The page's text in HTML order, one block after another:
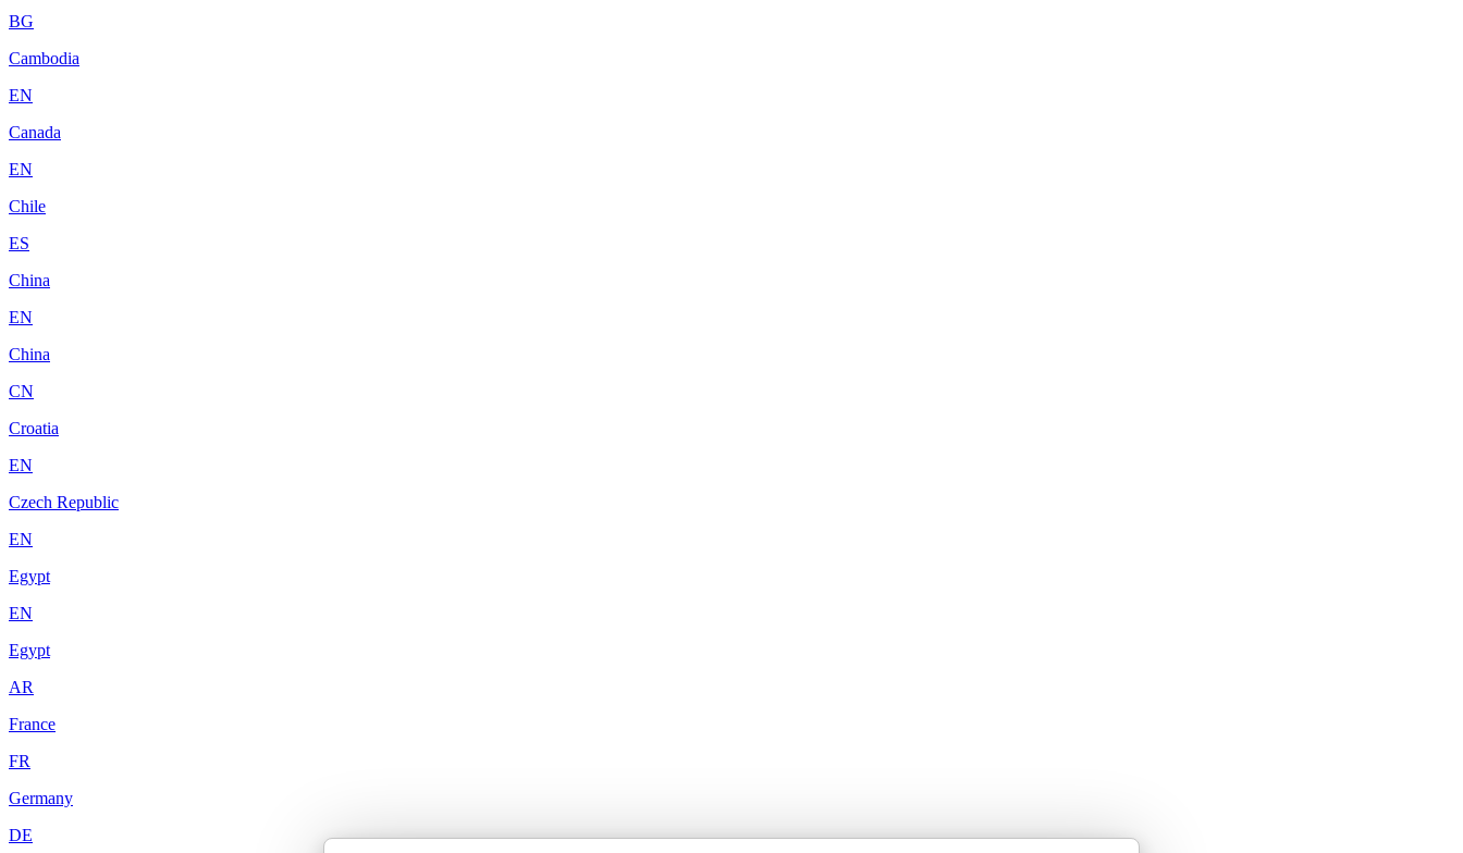
BG
Cambodia
EN
Canada
EN
Chile
ES
China
EN
China
CN
Croatia
EN
Czech Republic
EN
Egypt
EN
Egypt
AR
France
FR
Germany
DE